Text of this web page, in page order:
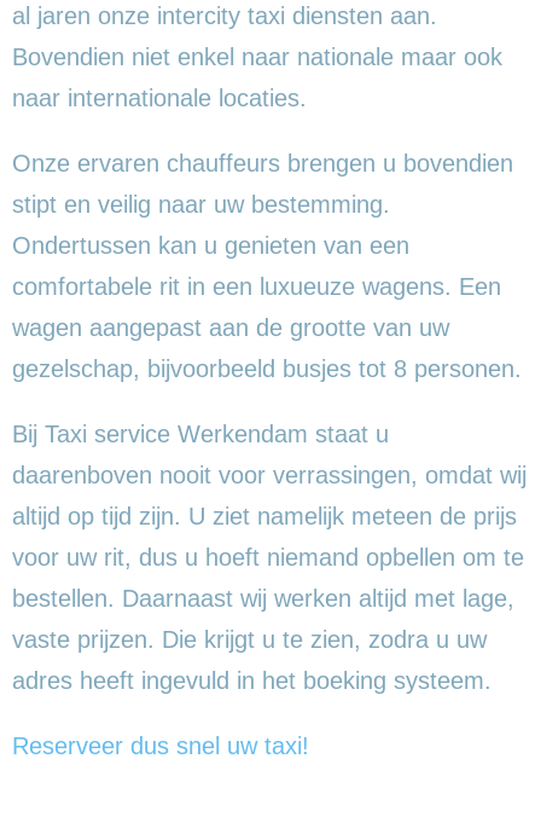
al jaren onze intercity taxi diensten aan.
Bovendien niet enkel naar nationale maar ook
naar internationale locaties.
Onze ervaren chauffeurs brengen u bovendien
stipt en veilig naar uw bestemming.
Ondertussen kan u genieten van een
comfortabele rit in een luxueuze wagens. Een
wagen aangepast aan de grootte van uw
gezelschap, bijvoorbeeld busjes tot 8 personen.
Bij Taxi service Werkendam staat u
daarenboven nooit voor verrassingen, omdat wij
altijd op tijd zijn. U ziet namelijk meteen de prijs
voor uw rit, dus u hoeft niemand opbellen om te
bestellen. Daarnaast wij werken altijd met lage,
vaste prijzen. Die krijgt u te zien, zodra u uw
adres heeft ingevuld in het boeking systeem.
Reserveer dus snel uw taxi!